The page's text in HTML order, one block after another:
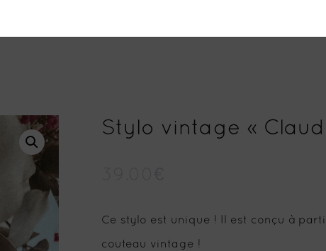
Stylo vintage «
Ce stylo est unique ! Il est conçu à
couteau vintage !